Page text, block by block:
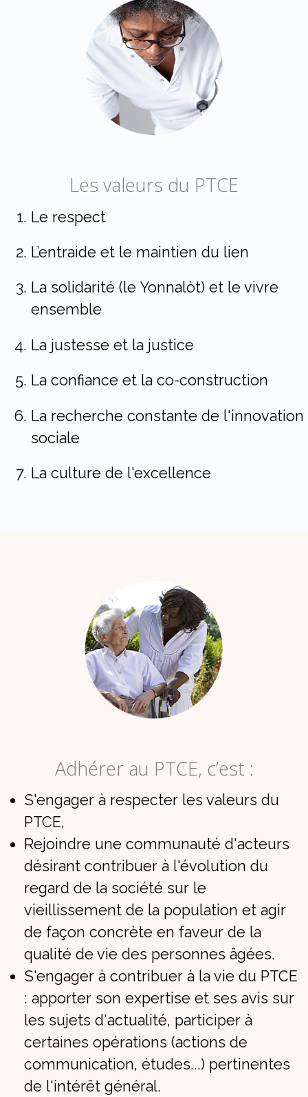
Les valeurs du PTCE
Le respect
L’entraide et le maintien du lien
La solidarité (le Yonnalòt) et le vivre
ensemble
La justesse et la justice
La confiance et la co-construction
La recherche constante de l'innovation
sociale
La culture de l'excellence
Adhérer au PTCE, c’est :
S'engager à respecter les valeurs du
PTCE,
Rejoindre une communauté d'acteurs
désirant contribuer à l'évolution du
regard de la société sur le
vieillissement de la population et agir
de façon concrète en faveur de la
qualité de vie des personnes âgées.
S'engager à contribuer à la vie du PTCE
: apporter son expertise et ses avis sur
les sujets d'actualité, participer à
certaines opérations (actions de
communication, études...) pertinentes
de l'intérêt général.